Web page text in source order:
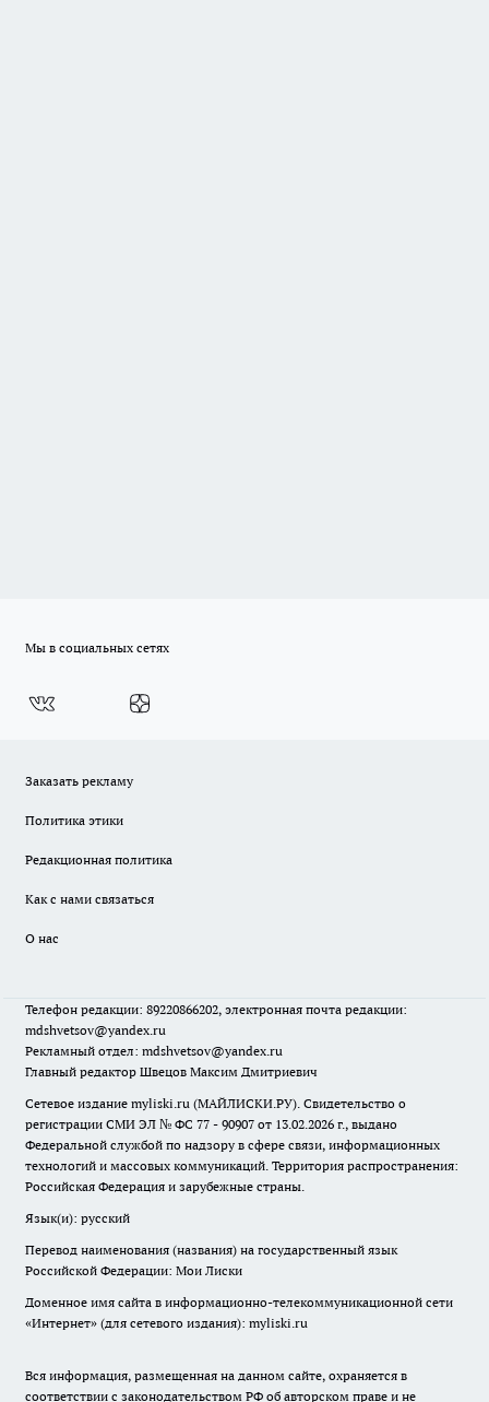
Мы в социальных сетях
Заказать рекламу
Политика этики
Редакционная политика
Как с нами связаться
О нас
Телефон редакции: 89220866202, электронная почта редакции:
mdshvetsov@yandex.ru
Рекламный отдел: mdshvetsov@yandex.ru
Главный редактор Швецов Максим Дмитриевич
Сетевое издание myliski.ru (МАЙЛИСКИ.РУ). Свидетельство о
регистрации СМИ ЭЛ № ФС 77 - 90907 от 13.02.2026 г., выдано
Федеральной службой по надзору в сфере связи, информационных
технологий и массовых коммуникаций. Территория распространения:
Российская Федерация и зарубежные страны.
Язык(и): русский
Перевод наименования (названия) на государственный язык
Российской Федерации: Мои Лиски
Доменное имя сайта в информационно-телекоммуникационной сети
«Интернет» (для сетевого издания): myliski.ru
Вся информация, размещенная на данном сайте, охраняется в
соответствии с законодательством РФ об авторском праве и не